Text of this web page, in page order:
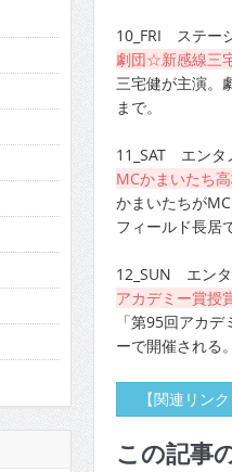
10_FRI ステー
劇団☆新感線三
三宅健が主演。
まで。
11_SAT エンタ
MCかまいたち
かまいたちが
フィールド長居
12_SUN エン
アカデミー賞授
「第95回アカ
ーで開催される。
【関連リン
この記事